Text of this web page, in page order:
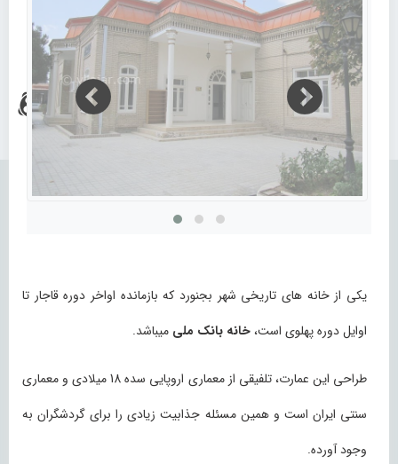
یکی از خانه های تاریخی شهر بجنورد که بازمانده اواخر دوره قاجار تا
اوایل دوره پهلوی است،خانه بانک ملی میباشد.
طراحی این عمارت، تلفیقی از معماری اروپایی سده 18 میلادی و معماری
سنتی ایران است و همین مسئله جذابیت زیادی را برای گردشگران به
وجود آورده.